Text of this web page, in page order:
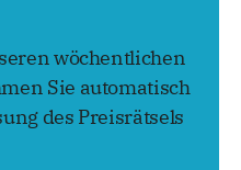
wöchentlichen
Sie automatisch
des Preisrätsels